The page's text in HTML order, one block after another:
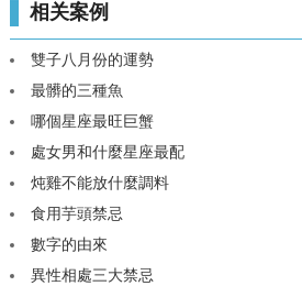
相关案例
雙子八月份的運勢
最髒的三種魚
哪個星座最旺巨蟹
處女男和什麼星座最配
炖雞不能放什麼調料
食用芋頭禁忌
數字的由來
異性相處三大禁忌